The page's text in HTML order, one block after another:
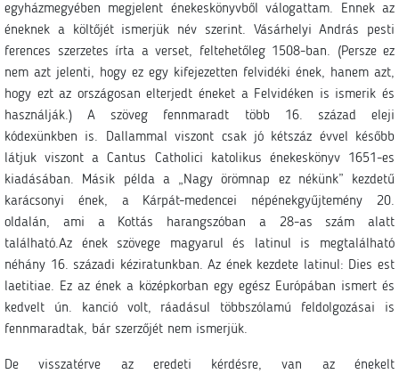
egyházmegyében megjelent énekeskönyvből válogattam. Ennek az
éneknek a költőjét ismerjük név szerint. Vásárhelyi András pesti
ferences szerzetes írta a verset, feltehetőleg 1508-ban. (Persze ez
nem azt jelenti, hogy ez egy kifejezetten felvidéki ének, hanem azt,
hogy ezt az országosan elterjedt éneket a Felvidéken is ismerik és
használják.) A szöveg fennmaradt több 16. század eleji
kódexünkben is. Dallammal viszont csak jó kétszáz évvel később
látjuk viszont a Cantus Catholici katolikus énekeskönyv 1651-es
kiadásában. Másik példa a „Nagy örömnap ez nékünk” kezdetű
karácsonyi ének, a Kárpát-medencei népénekgyűjtemény 20.
oldalán, ami a Kottás harangszóban a 28-as szám alatt
található.Az ének szövege magyarul és latinul is megtalálható
néhány 16. századi kéziratunkban. Az ének kezdete latinul: Dies est
laetitiae. Ez az ének a középkorban egy egész Európában ismert és
kedvelt ún. kanció volt, ráadásul többszólamú feldolgozásai is
fennmaradtak, bár szerzőjét nem ismerjük.
De visszatérve az eredeti kérdésre, van az énekelt